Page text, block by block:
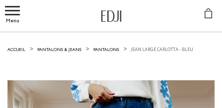
Menu
ACCUEIL PANTALONS & JEANS PANTALONS JEAN LARGE CARLOTTA - BLEU